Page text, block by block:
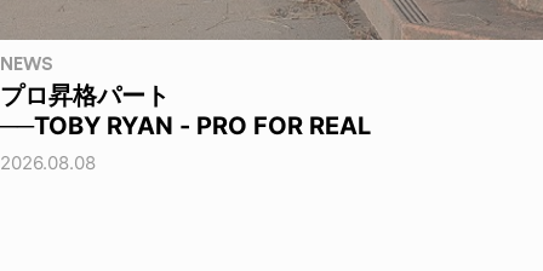
NEWS
プロ昇格パート
──TOBY RYAN - PRO FOR REAL
2026.08.08